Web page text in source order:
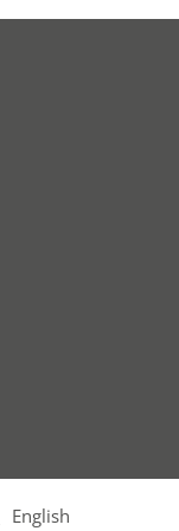
English